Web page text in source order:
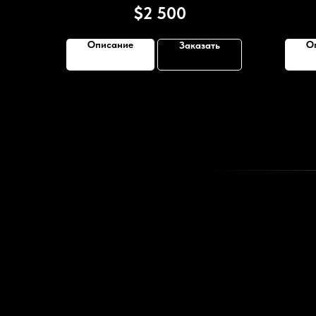
$2 500
Описание Заказать